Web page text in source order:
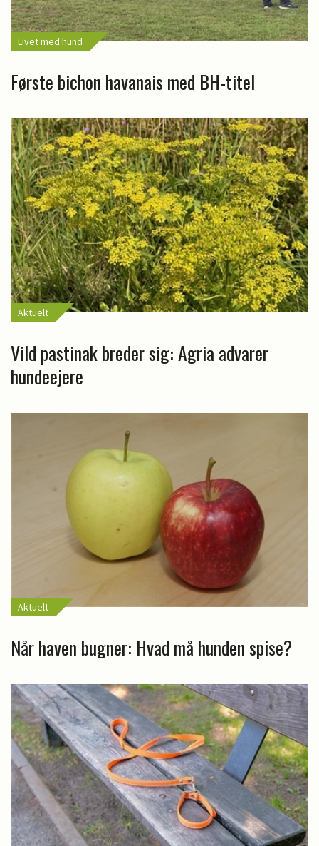
Livet med hund
Første bichon havanais med BH-titel
Aktuelt
Vild pastinak breder sig: Agria advarer
hundeejere
Aktuelt
Når haven bugner: Hvad må hunden spise?